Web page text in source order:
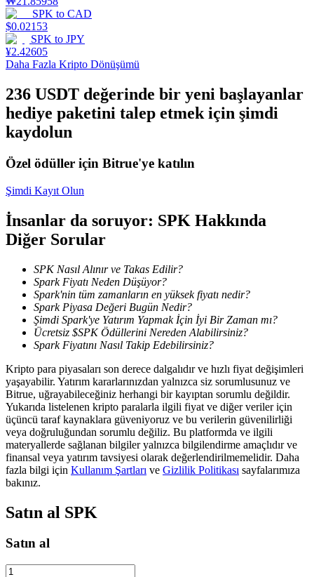
Launchpool
Popüler token'lar kazanmak için esnek staking
BTR Kilitleme
BTR sahiplerine özel yatırımlar
Krediler
SPK to CAD
$0.02153
SPK to JPY
¥2.42605
Daha Fazla Kripto Dönüşümü
236 USDT değerinde bir yeni başlayanlar
hediye paketini talep etmek için şimdi
kaydolun
Özel ödüller için Bitrue'ye katılın
Şimdi Kayıt Olun
İnsanlar da soruyor: SPK Hakkında
Diğer Sorular
SPK Nasıl Alınır ve Takas Edilir?
Spark Fiyatı Neden Düşüyor?
Spark'nin tüm zamanların en yüksek fiyatı nedir?
Spark Piyasa Değeri Bugün Nedir?
Şimdi Spark'ye Yatırım Yapmak İçin İyi Bir Zaman mı?
Ücretsiz $SPK Ödüllerini Nereden Alabilirsiniz?
Spark Fiyatını Nasıl Takip Edebilirsiniz?
Kripto para piyasaları son derece dalgalıdır ve hızlı fiyat değişimleri
yaşayabilir. Yatırım kararlarınızdan yalnızca siz sorumlusunuz ve
Bitrue, uğrayabileceğiniz herhangi bir kayıptan sorumlu değildir.
Yukarıda listelenen kripto paralarla ilgili fiyat ve diğer veriler için
üçüncü taraf kaynaklara güveniyoruz ve bu verilerin güvenilirliği
veya doğruluğundan sorumlu değiliz. Bu platformda ve ilgili
materyallerde sağlanan bilgiler yalnızca bilgilendirme amaçlıdır ve
finansal veya yatırım tavsiyesi olarak değerlendirilmemelidir. Daha
fazla bilgi için Kullanım Şartları ve Gizlilik Politikası sayfalarımıza
bakınız.
Satın al SPK
Satın al